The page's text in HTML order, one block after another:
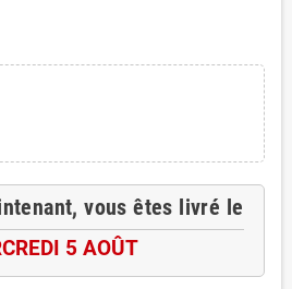
vous êtes livré le
5 AOÛT